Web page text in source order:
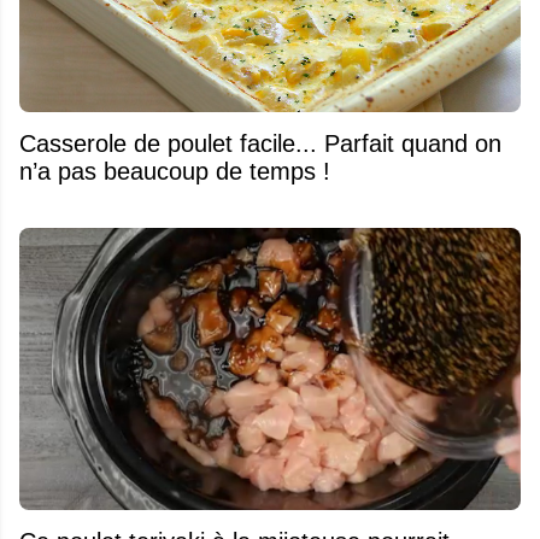
Casserole de poulet facile... Parfait quand on
n’a pas beaucoup de temps !